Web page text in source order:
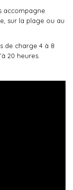
accompagne
sur la plage ou au
de charge 4 à 8
20 heures.